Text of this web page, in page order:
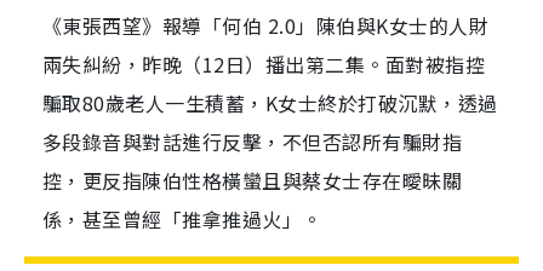
《東張西望》報導「何伯 2.0」陳伯與K女士的人財
兩失糾紛，昨晚（12日）播出第二集。面對被指控
騙取80歲老人一生積蓄，K女士終於打破沉默，透過
多段錄音與對話進行反擊，不但否認所有騙財指
控，更反指陳伯性格橫蠻且與蔡女士存在曖昧關
係，甚至曾經「推拿推過火」。